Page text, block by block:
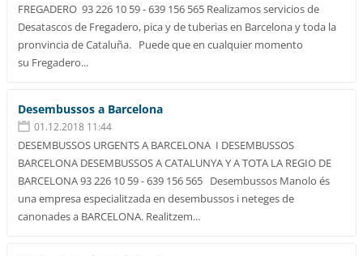
FREGADERO 93 226 10 59 - 639 156 565 Realizamos servicios de
Desatascos de Fregadero, pica y de tuberias en Barcelona y toda la
pronvincia de Cataluña. Puede que en cualquier momento
su Fregadero...
Desembussos a Barcelona
01.12.2018 11:44
DESEMBUSSOS URGENTS A BARCELONA I DESEMBUSSOS
BARCELONA DESEMBUSSOS A CATALUNYA Y A TOTA LA REGIO DE
BARCELONA 93 226 10 59 - 639 156 565 Desembussos Manolo és
una empresa especialitzada en desembussos i neteges de
canonades a BARCELONA. Realitzem...